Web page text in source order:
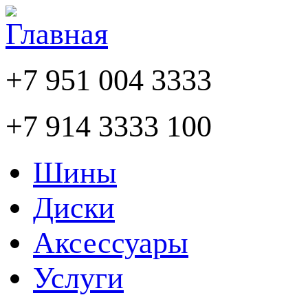
+7 951 004 3333
+7 914 3333 100
Шины
Диски
Аксессуары
Услуги